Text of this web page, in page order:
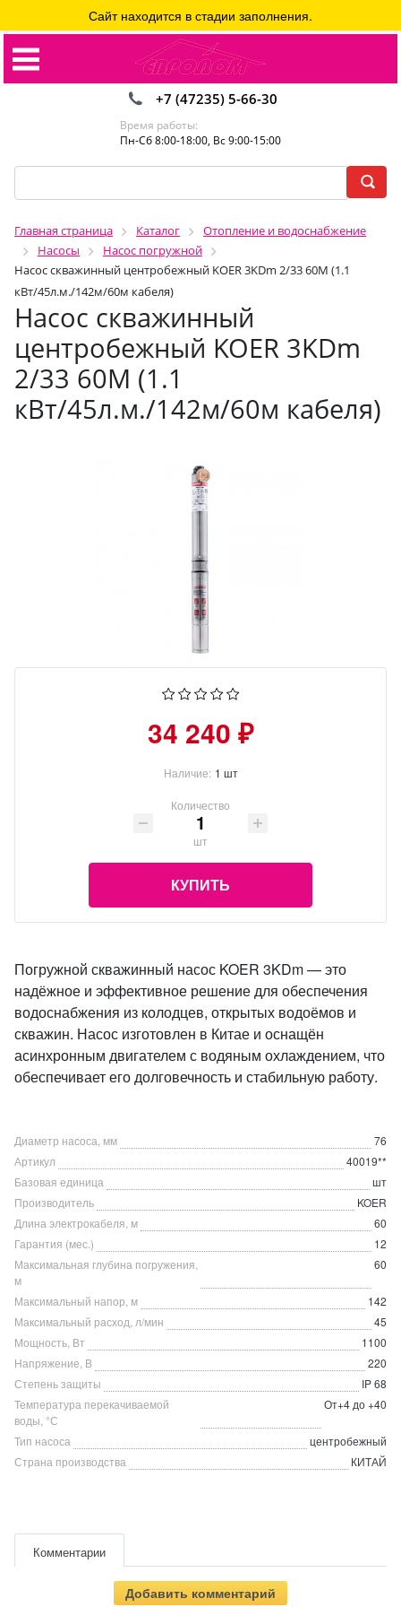
+7 (47235) 5-66-30
Время работы:
Пн-Сб 8:00-18:00, Вс 9:00-15:00
Главная страница Каталог
Отопление и водоснабжение
Насосы
Насос погружной
Насос скважинный центробежный KOER 3KDm 2/33 60M (1.1
кВт/45л.м./142м/60м кабеля)
Насос скважинный
центробежный KOER 3KDm
2/33 60M (1.1
кВт/45л.м./142м/60м кабеля)
Сайт находится в стадии заполнения.
34 240 ₽
Наличие: 1 шт
Количество
шт
КУПИТЬ
Погружной скважинный насос KOER 3KDm — это
надёжное и эффективное решение для обеспечения
водоснабжения из колодцев, открытых водоёмов и
скважин. Насос изготовлен в Китае и оснащён
асинхронным двигателем с водяным охлаждением, что
обеспечивает его долговечность и стабильную работу.
Диаметр насоса, мм
76
Артикул
40019**
Базовая единица
шт
Производитель
KOER
Длина электрокабеля, м
60
Гарантия (мес.)
12
Максимальная глубина погружения,
м
60
Максимальный напор, м
142
Максимальный расход, л/мин
45
Мощность, Вт
1100
Напряжение, В
220
Степень защиты
IP 68
Температура перекачиваемой
воды, °С
От+4 до +40
Тип насоса
центробежный
Страна производства
КИТАЙ
Комментарии
Добавить комментарий